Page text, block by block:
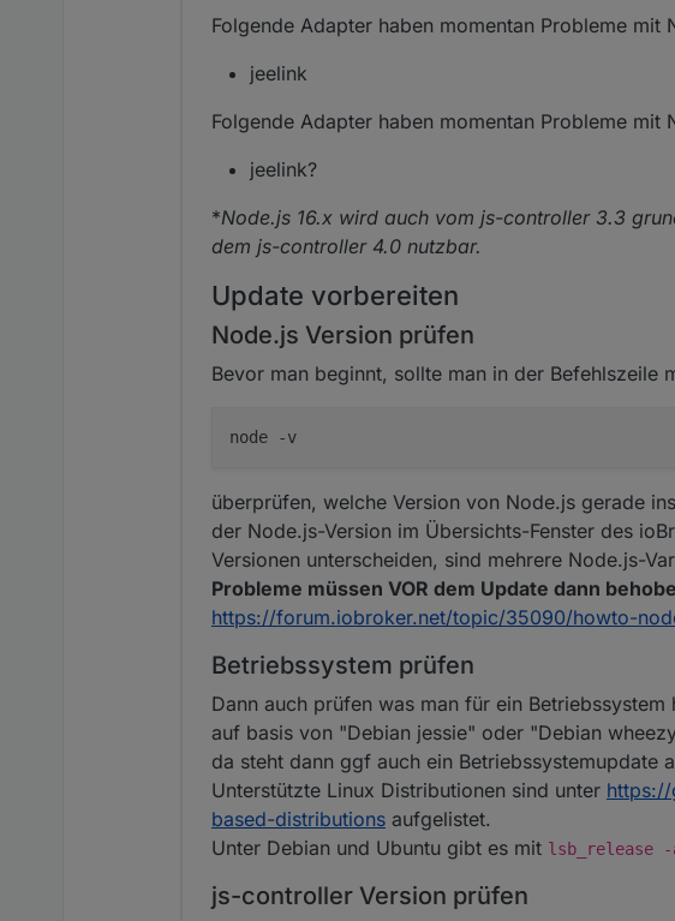
Folgende Adapter haben momentan Probleme mit
jeelink
Folgende Adapter haben momentan Probleme mit
jeelink?
*Node.js 16.x wird auch vom js-controller 3.3
dem js-controller 4.0 nutzbar.
Update vorbereiten
Node.js Version prüfen
Bevor man beginnt, sollte man in der Befehlszeile
überprüfen, welche Version von Node.js gerade
der Node.js-Version im Übersichts-Fenster des
Versionen unterscheiden, sind mehrere Node.js-
Probleme müssen VOR dem Update dann
https://forum.iobroker.net/topic/35090/howto-
Betriebssystem prüfen
Dann auch prüfen was man für ein
auf basis von "Debian jessie" oder "Debian
da steht dann ggf auch ein Betriebssystemupdate
Unterstützte Linux Distributionen sind unter
based-distributions aufgelistet.
Unter Debian und Ubuntu gibt es mit lsb_release -
js-controller Version prüfen